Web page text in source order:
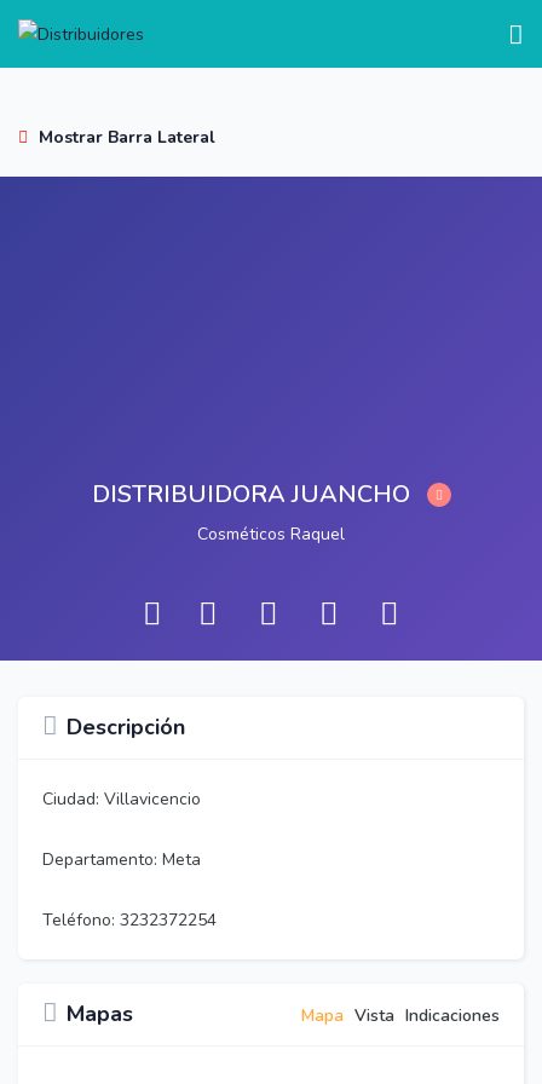
test
Mostrar Barra Lateral
DISTRIBUIDORA JUANCHO
Cosméticos Raquel
Descripción
Ciudad: Villavicencio
Departamento: Meta
Teléfono: 3232372254
Mapas Mapa Vista Indicaciones